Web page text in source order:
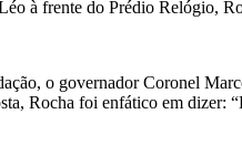
à frente do Prédio Relógio,
o governador Coronel
Rocha foi enfático em dizer: